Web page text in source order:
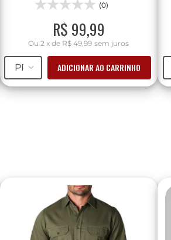
(0)
R$ 99,99
Ou2 x de R$ 49,99 sem juros
PP ADICIONAR AO CARRINHO